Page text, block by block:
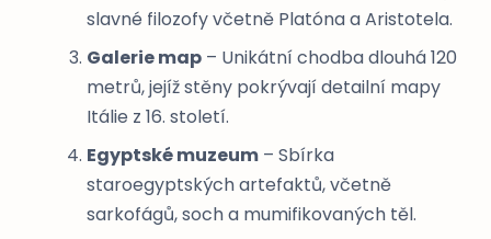
slavné filozofy včetně Platóna a Aristotela.
Galerie map – Unikátní chodba dlouhá 120
metrů, jejíž stěny pokrývají detailní mapy
Itálie z 16. století.
Egyptské muzeum – Sbírka
staroegyptských artefaktů, včetně
sarkofágů, soch a mumifikovaných těl.